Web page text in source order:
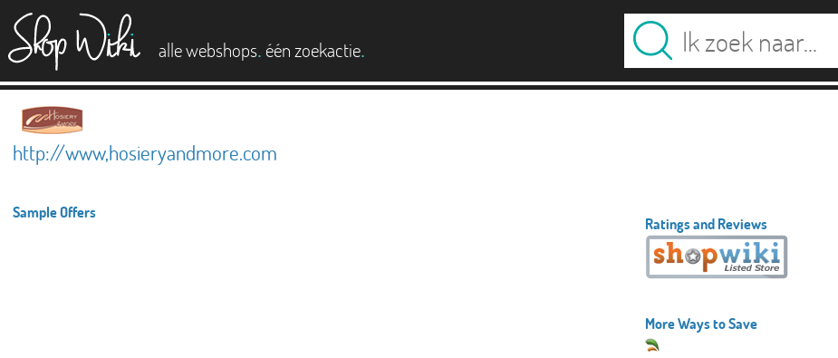
alle webshops. één zoekactie.
http://www,hosieryandmore.com
Sample Offers
Ratings and Reviews
More Ways to Save